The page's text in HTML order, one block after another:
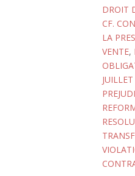
DROIT
CF.
LA
VENTE,